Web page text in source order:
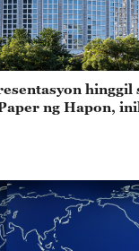
hinggil
ng Hapon,